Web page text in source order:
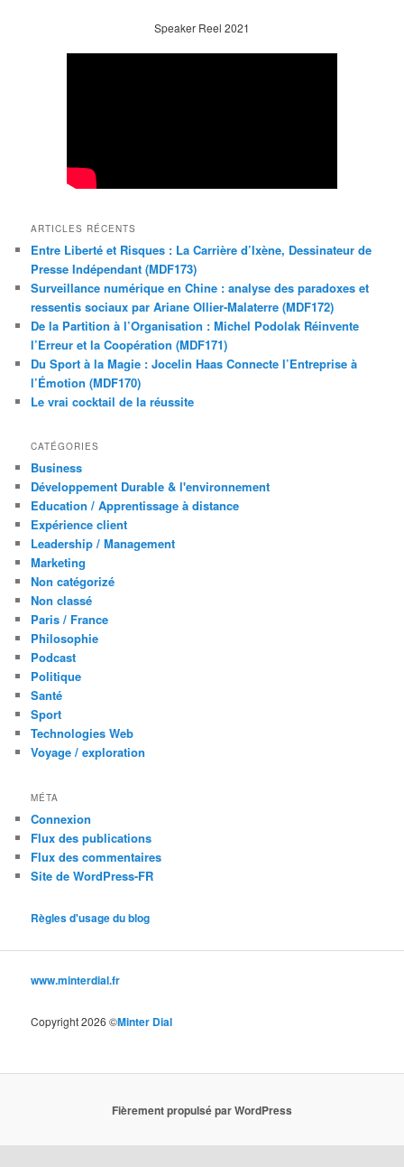
Speaker Reel 2021
ARTICLES RÉCENTS
Entre Liberté et Risques : La Carrière d’Ixène, Dessinateur de
Presse Indépendant (MDF173)
Surveillance numérique en Chine : analyse des paradoxes et
ressentis sociaux par Ariane Ollier-Malaterre (MDF172)
De la Partition à l’Organisation : Michel Podolak Réinvente
l’Erreur et la Coopération (MDF171)
Du Sport à la Magie : Jocelin Haas Connecte l’Entreprise à
l’Émotion (MDF170)
Le vrai cocktail de la réussite
CATÉGORIES
Business
Développement Durable & l'environnement
Education / Apprentissage à distance
Expérience client
Leadership / Management
Marketing
Non catégorizé
Non classé
Paris / France
Philosophie
Podcast
Politique
Santé
Sport
Technologies Web
Voyage / exploration
MÉTA
Connexion
Flux des publications
Flux des commentaires
Site de WordPress-FR
Règles d'usage du blog
www.minterdial.fr
Copyright 2026 ©Minter Dial
Fièrement propulsé par WordPress